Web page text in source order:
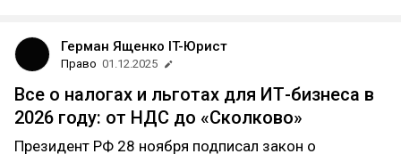
Герман Ященко IT-Юрист
Право 01.12.2025
Все о налогах и льготах для ИТ-бизнеса в
2026 году: от НДС до «Сколково»
Президент РФ 28 ноября подписал закон о